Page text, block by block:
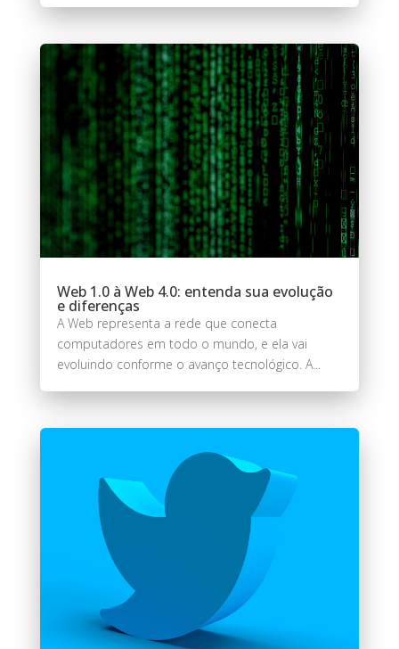
Web 1.0 à Web 4.0: entenda sua evolução
e diferenças
A Web representa a rede que conecta
computadores em todo o mundo, e ela vai
evoluindo conforme o avanço tecnológico. A...